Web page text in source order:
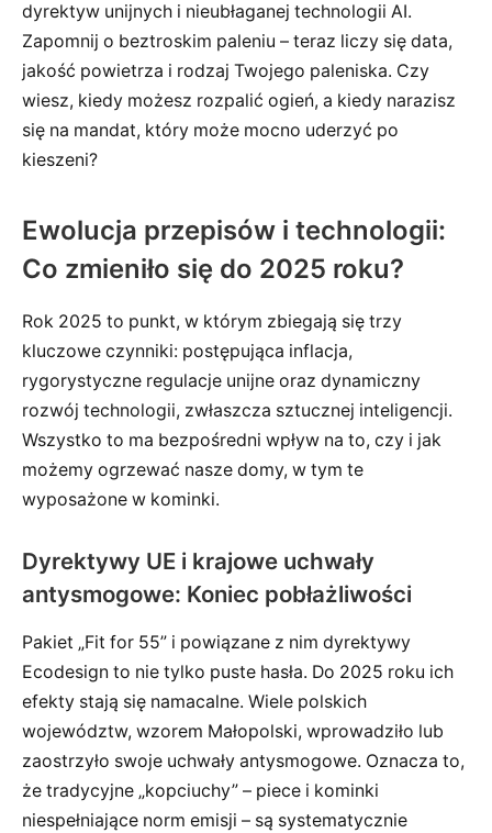
dyrektyw unijnych i nieubłaganej technologii AI.
Zapomnij o beztroskim paleniu – teraz liczy się data,
jakość powietrza i rodzaj Twojego paleniska. Czy
wiesz, kiedy możesz rozpalić ogień, a kiedy narazisz
się na mandat, który może mocno uderzyć po
kieszeni?
Ewolucja przepisów i technologii:
Co zmieniło się do 2025 roku?
Rok 2025 to punkt, w którym zbiegają się trzy
kluczowe czynniki: postępująca inflacja,
rygorystyczne regulacje unijne oraz dynamiczny
rozwój technologii, zwłaszcza sztucznej inteligencji.
Wszystko to ma bezpośredni wpływ na to, czy i jak
możemy ogrzewać nasze domy, w tym te
wyposażone w kominki.
Dyrektywy UE i krajowe uchwały
antysmogowe: Koniec pobłażliwości
Pakiet „Fit for 55” i powiązane z nim dyrektywy
Ecodesign to nie tylko puste hasła. Do 2025 roku ich
efekty stają się namacalne. Wiele polskich
województw, wzorem Małopolski, wprowadziło lub
zaostrzyło swoje uchwały antysmogowe. Oznacza to,
że tradycyjne „kopciuchy” – piece i kominki
niespełniające norm emisji – są systematycznie